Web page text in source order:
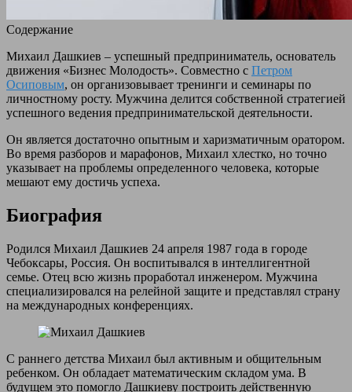
Содержание
Михаил Дашкиев – успешный предприниматель, основатель
движения «Бизнес Молодость». Совместно с Петром
Осиповым, он организовывает тренинги и семинары по
личностному росту. Мужчина делится собственной стратегией
успешного ведения предпринимательской деятельности.
Он является достаточно опытным и харизматичным оратором.
Во время разборов и марафонов, Михаил хлестко, но точно
указывает на проблемы определенного человека, которые
мешают ему достичь успеха.
Биография
Родился Михаил Дашкиев 24 апреля 1987 года в городе
Чебоксары, Россия. Он воспитывался в интеллигентной
семье. Отец всю жизнь проработал инженером. Мужчина
специализировался на релейной защите и представлял страну
на международных конференциях.
С раннего детства Михаил был активным и общительным
ребенком. Он обладает математическим складом ума. В
будущем это помогло Дашкиеву построить действенную